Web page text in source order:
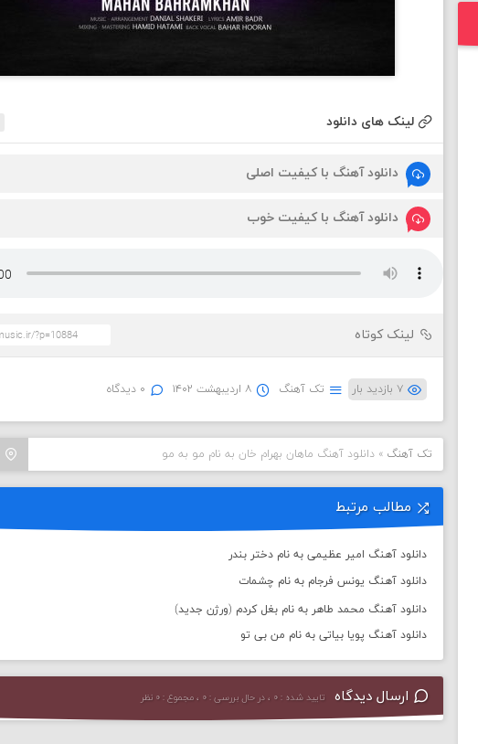
لینک های دانلود
دانلود آهنگ با کیفیت اصلی
دانلود آهنگ با کیفیت خوب
لینک کوتاه
۷ بازدید بار تک آهنگ ۸ اردیبهشت ۱۴۰۲ ۰ دیدگاه
تک آهنگ »دانلود آهنگ ماهان بهرام خان به نام مو به مو
مطالب مرتبط
دانلود آهنگ امیر عظیمی به نام دختر بندر
دانلود آهنگ یونس فرجام به نام چشمات
دانلود آهنگ محمد طاهر به نام بغل کردم (ورژن جدید)
دانلود آهنگ پویا بیاتی به نام من بی تو
ارسال دیدگاه تایید شده : ۰ ، در حال بررسی : ۰ ، مجموع : ۰ نظر